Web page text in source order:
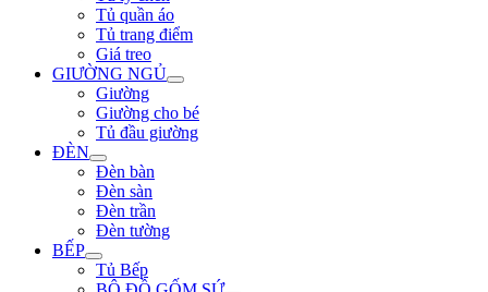
Tủ quần áo
Tủ trang điểm
Giá treo
GIƯỜNG NGỦ
Giường
Giường cho bé
Tủ đầu giường
ĐÈN
Đèn bàn
Đèn sàn
Đèn trần
Đèn tường
BẾP
Tủ Bếp